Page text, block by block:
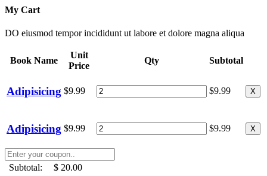
My Cart
DO eiusmod tempor incididunt ut labore et dolore magna aliqua
Book Name
Unit
Price
Qty Subtotal
Adipisicing $9.99 $9.99 X
Adipisicing $9.99 $9.99 X
Subtotal:
$ 20.00